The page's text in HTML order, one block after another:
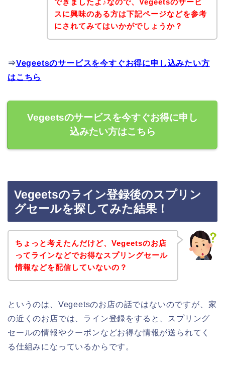
できましたよ♪なので、Vegeetsのサービ
スに興味のある方は下記ページなどを参考
にされてみてはいかがでしょうか？
⇒Vegeetsのサービスを今すぐお得に申し込みたい方
はこちら
Vegeetsのサービスを今すぐお得に申し
込みたい方はこちら
Vegeetsのライン登録後のスプリン
グセールを探してみた結果！
ちょっと考えたんだけど、Vegeetsのお店
ってラインなどでお得なスプリングセール
情報などを配信していないの？
というのは、Vegeetsのお店の話ではないのですが、家
の近くのお店では、ライン登録をすると、スプリング
セールの情報やクーポンなどお得な情報が送られてく
る仕組みになっているからです。